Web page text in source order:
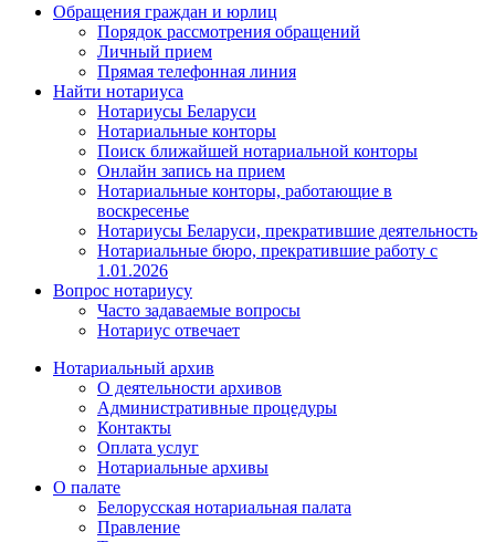
Обращения граждан и юрлиц
Порядок рассмотрения обращений
Личный прием
Прямая телефонная линия
Найти нотариуса
Нотариусы Беларуси
Нотариальные конторы
Поиск ближайшей нотариальной конторы
Онлайн запись на прием
Нотариальные конторы, работающие в
воскресенье
Нотариусы Беларуси, прекратившие деятельность
Нотариальные бюро, прекратившие работу с
1.01.2026
Вопрос нотариусу
Часто задаваемые вопросы
Нотариус отвечает
Нотариальный архив
О деятельности архивов
Административные процедуры
Контакты
Оплата услуг
Нотариальные архивы
О палате
Белорусская нотариальная палата
Правление